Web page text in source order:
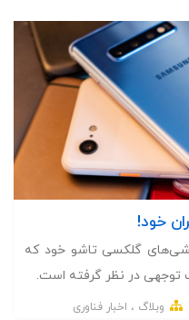
خود!
گلکسی تاشو خود که
توجهی در نظر گرفته است.
وبلاگ اخبار فناوری